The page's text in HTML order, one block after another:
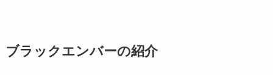
ブラックエンバーの紹介